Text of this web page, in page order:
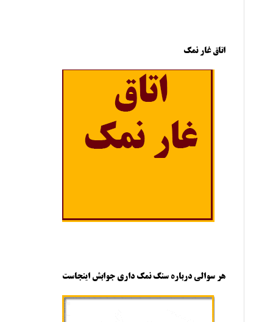
اتاق غار نمک
هر سوالی درباره سنگ نمک داری جوابش اینجاست